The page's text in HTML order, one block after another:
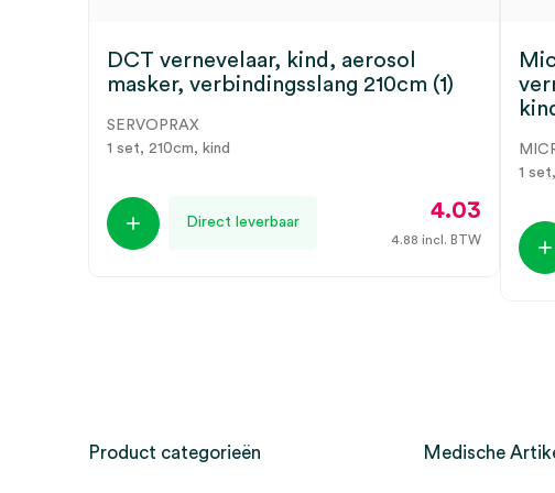
DCT vernevelaar, kind, aerosol
masker, verbindingsslang 210cm (1)
SERVOPRAX
1 set, 210cm, kind
Direct leverbaar 4.03
4.88 incl. BTW
1
Product categorieën Medische